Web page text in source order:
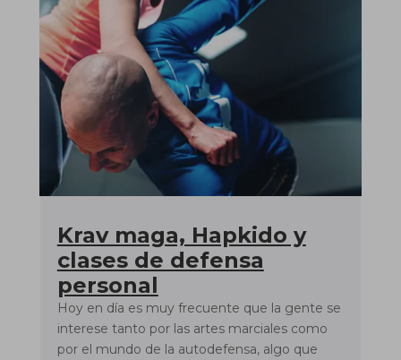
Krav maga, Hapkido y
clases de defensa
personal
Hoy en día es muy frecuente que la gente se
interese tanto por las artes marciales como
por el mundo de la autodefensa, algo que